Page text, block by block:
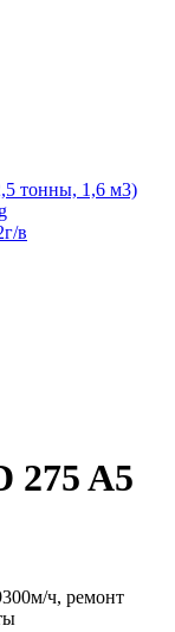
тонны, 1,6 м3)
в
275 A5
ч, ремонт